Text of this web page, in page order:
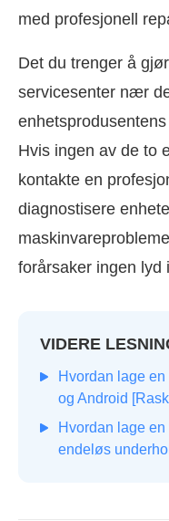
med profesjonell
Det du trenger å
servicesenter nær
Hvis ingen av de to
kontakte en
diagnostisere
forårsaker ingen lyd
VIDERE
Hvordan lage
og Android
Hvordan lage
endeløs